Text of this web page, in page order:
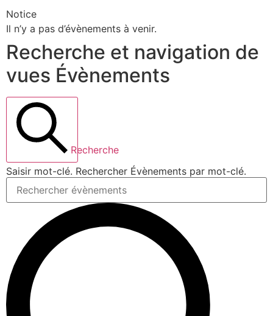
Notice
Il n’y a pas d’évènements à venir.
Recherche et navigation de
vues Évènements
Recherche
Saisir mot-clé. Rechercher Évènements par mot-clé.